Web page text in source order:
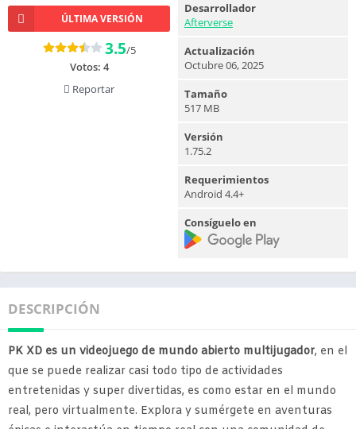
ÚLTIMA VERSIÓN
3.5/5
Votos: 4
Reportar
Desarrollador
Afterverse
Actualización
Octubre 06, 2025
Tamaño
517 MB
Versión
1.75.2
Requerimientos
Android 4.4+
Consíguelo en
DESCRIPCIÓN
PK XD es un videojuego de mundo abierto multijugador, en el
que se puede realizar casi todo tipo de actividades
entretenidas y super divertidas, es como estar en el mundo
real, pero virtualmente. Explora y sumérgete en aventuras